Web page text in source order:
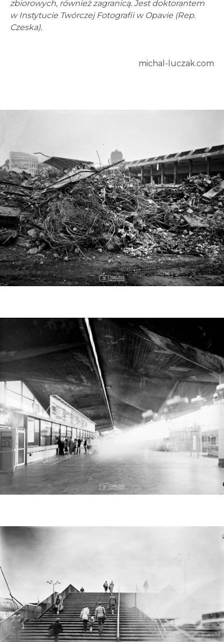
zbiorowych, również zagranicą. Jest doktorantem
w Instytucie Twórczej Fotografii w Opavie (Rep.
Czeska).
michal-luczak.com